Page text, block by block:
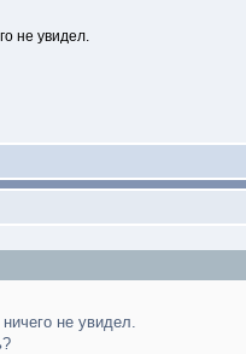
не увидел.
не увидел.